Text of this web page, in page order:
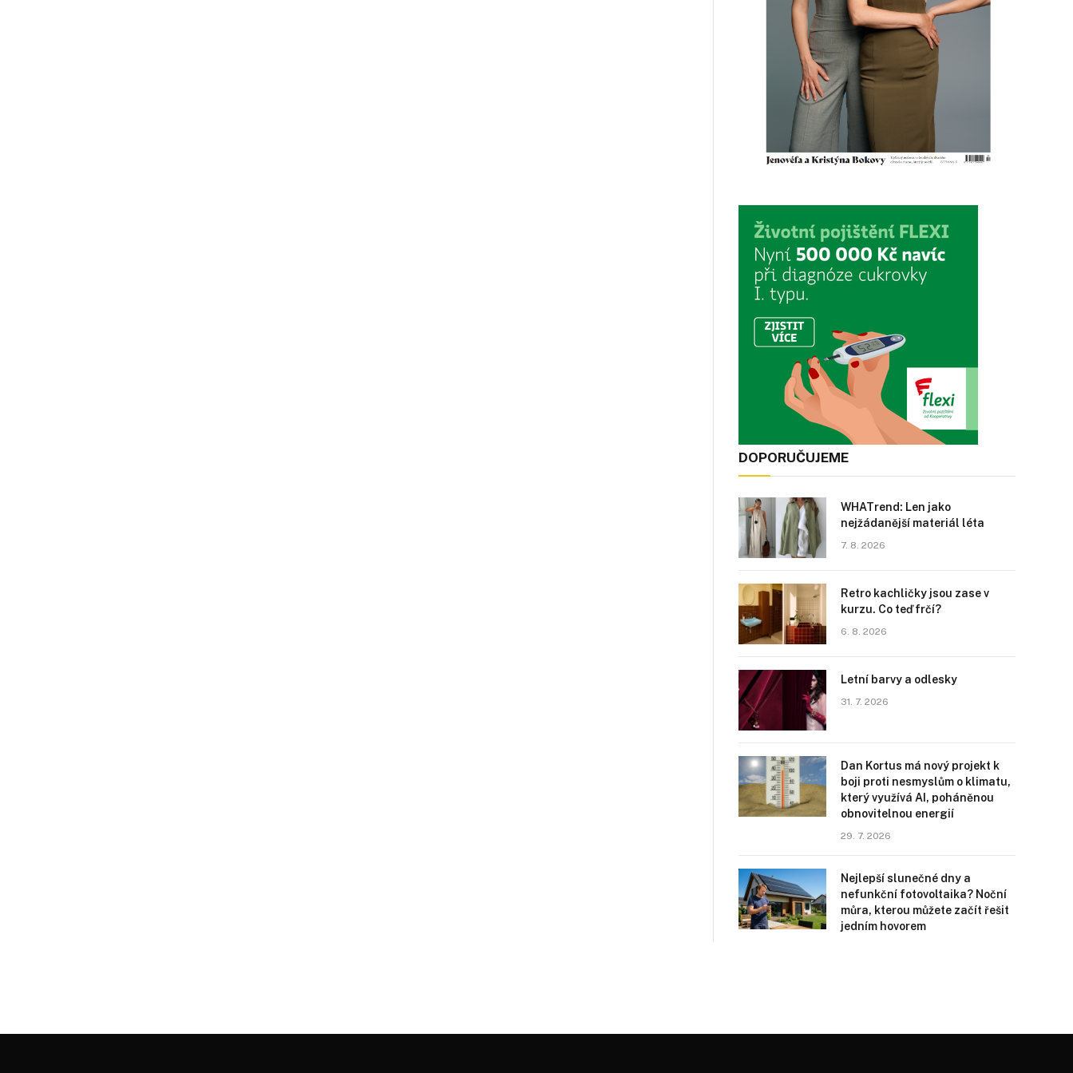
DOPORUČUJEME
WHATrend: Len jako
nejžádanější materiál léta
7. 8. 2026
Retro kachličky jsou zase v
kurzu. Co teď frčí?
6. 8. 2026
Letní barvy a odlesky
31. 7. 2026
Dan Kortus má nový projekt k
boji proti nesmyslům o klimatu,
který využívá AI, poháněnou
obnovitelnou energií
29. 7. 2026
Nejlepší slunečné dny a
nefunkční fotovoltaika? Noční
můra, kterou můžete začít řešit
jedním hovorem